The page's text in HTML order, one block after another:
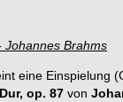
eine Einspielung
op. 87 von